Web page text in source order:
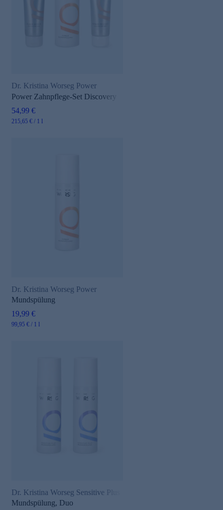
Dr. Kristina Worseg Power
Power Zahnpflege-Set Discovery
54,99 €
215,65 € / 1 l
Dr. Kristina Worseg Power
Mundspülung
19,99 €
99,95 € / 1 l
Dr. Kristina Worseg Sensitive Plus
Mundspülung, Duo